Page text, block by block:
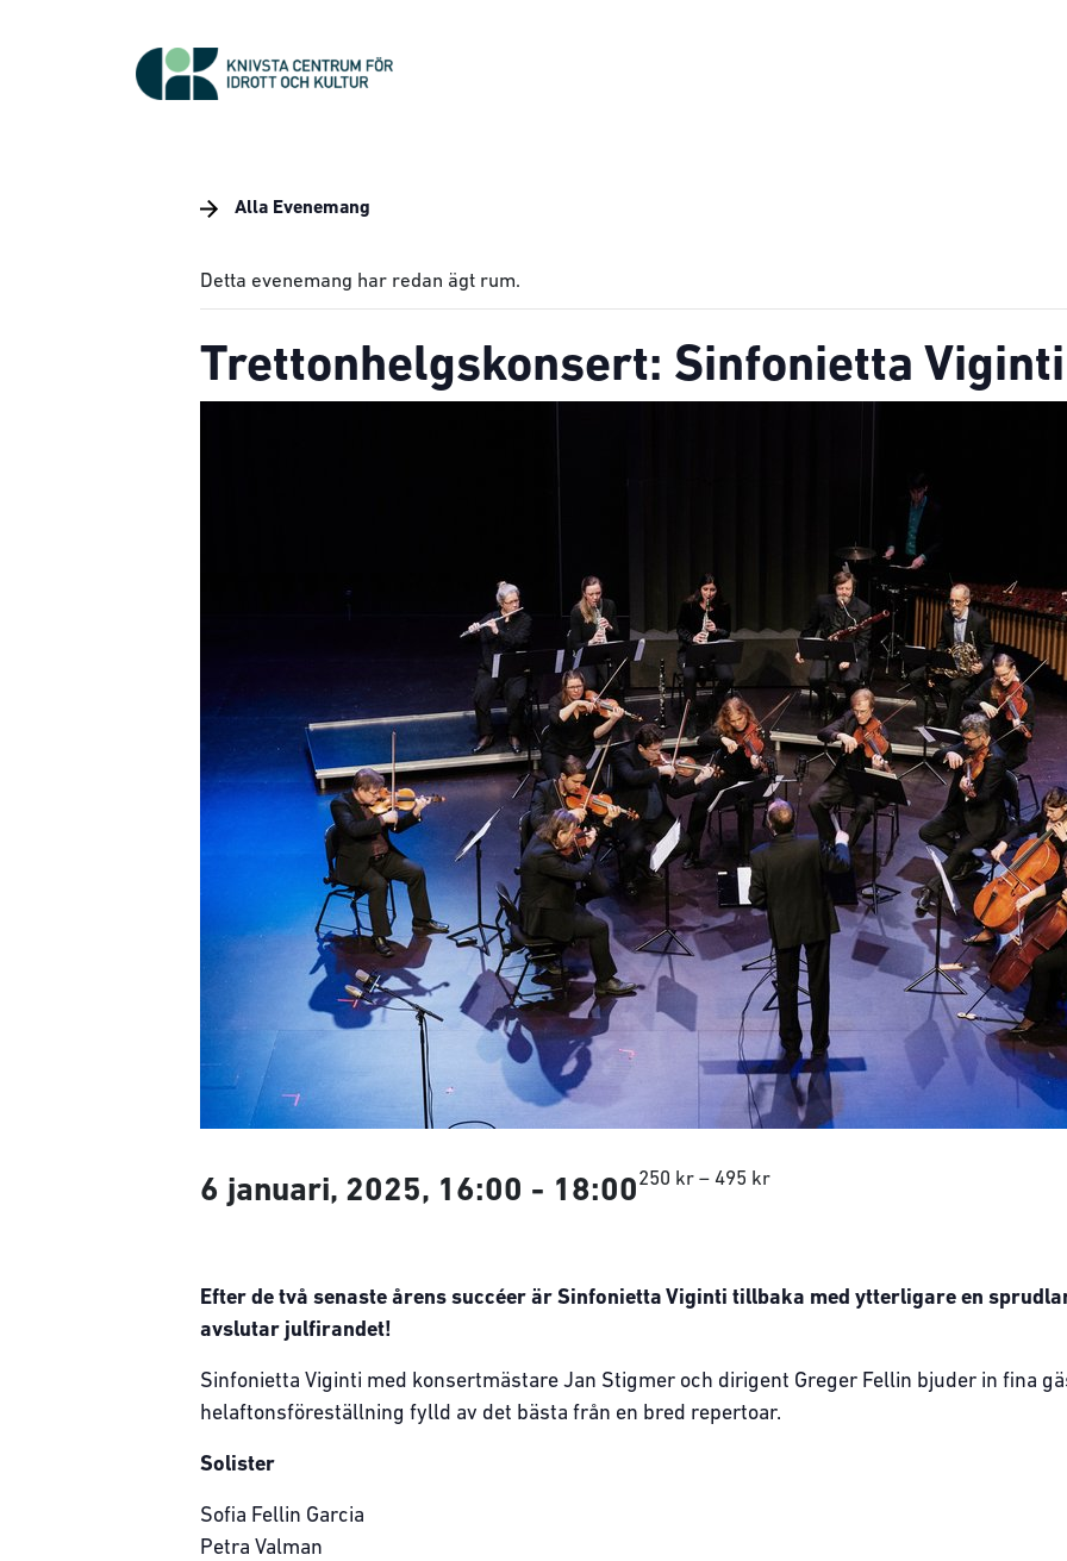
Alla Evenemang
Detta evenemang har redan ägt rum.
Trettonhelgskonsert: Sinfonietta
6 januari, 2025, 16:00 - 18:00250 kr – 495 kr
Efter de två senaste årens succéer är Sinfonietta Viginti tillbaka med ytterligare en
avslutar julfirandet!
Sinfonietta Viginti med konsertmästare Jan Stigmer och dirigent Greger Fellin bjuder in fina
helaftonsföreställning fylld av det bästa från en bred repertoar.
Solister
Sofia Fellin Garcia
Petra Valman